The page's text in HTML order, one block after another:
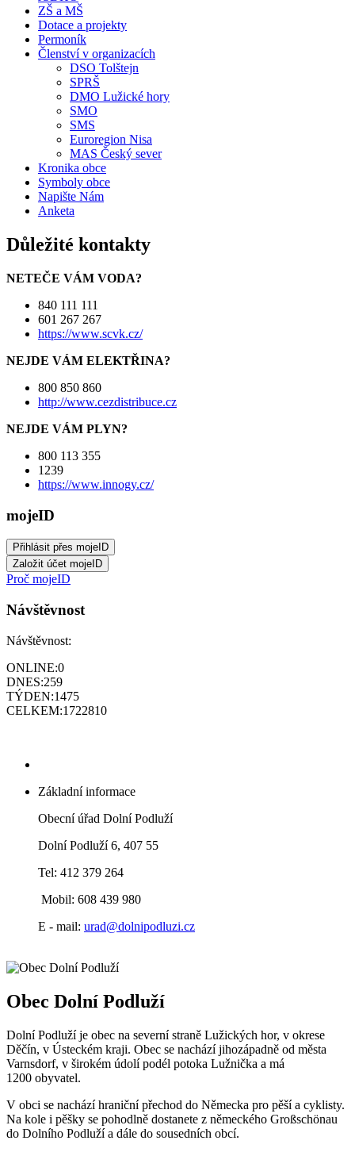
ZŠ a MŠ
Dotace a projekty
Permoník
Členství v organizacích
DSO Tolštejn
SPRŠ
DMO Lužické hory
SMO
SMS
Euroregion Nisa
MAS Český sever
Kronika obce
Symboly obce
Napište Nám
Anketa
Důležité kontakty
NETEČE VÁM VODA?
840 111 111
601 267 267
https://www.scvk.cz/
NEJDE VÁM ELEKTŘINA?
800 850 860
http://www.cezdistribuce.cz
NEJDE VÁM PLYN?
800 113 355
1239
https://www.innogy.cz/
mojeID
Proč mojeID
Návštěvnost
Návštěvnost:
ONLINE:0
DNES:259
TÝDEN:1475
CELKEM:1722810
Základní informace
Obecní úřad Dolní Podluží
Dolní Podluží 6, 407 55
Tel: 412 379 264
Mobil: 608 439 980
E - mail: urad@dolnipodluzi.cz
Obec Dolní Podluží
Dolní Podluží je obec na severní straně Lužických hor, v okrese
Děčín, v Ústeckém kraji. Obec se nachází jihozápadně od města
Varnsdorf, v širokém údolí podél potoka Lužnička a má
1200 obyvatel.
V obci se nachází hraniční přechod do Německa pro pěší a cyklisty.
Na kole i pěšky se pohodlně dostanete z německého Großschönau
do Dolního Podluží a dále do sousedních obcí.